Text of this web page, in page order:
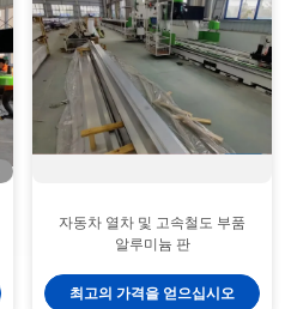
자동차 열차 및 고속철도 부품
알루미늄 판
최고의 가격을 얻으십시오